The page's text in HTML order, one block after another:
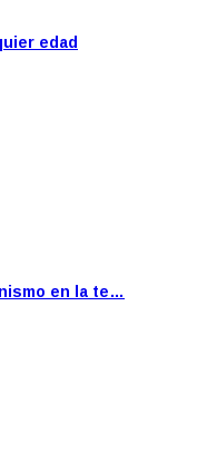
edad
en la te…